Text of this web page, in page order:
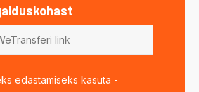
edastamiseks kasuta -